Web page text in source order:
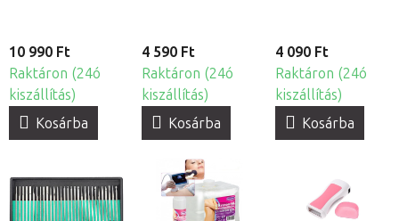
10 990 Ft
Raktáron (24ó
kiszállítás)
Kosárba
4 590 Ft
Raktáron (24ó
kiszállítás)
Kosárba
4 090 Ft
Raktáron (24ó
kiszállítás)
Kosárba